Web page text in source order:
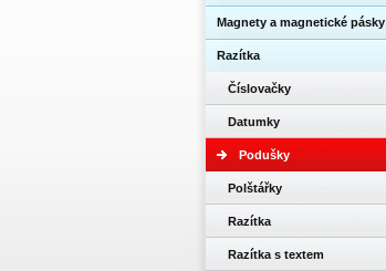
Magnety a magnetické pásky
Razítka
Číslovačky
Datumky
Podušky
Polštářky
Razítka
Razítka s textem